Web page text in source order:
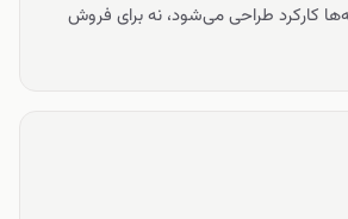
کارکرد طراحی می‌شود، نه برای فروش